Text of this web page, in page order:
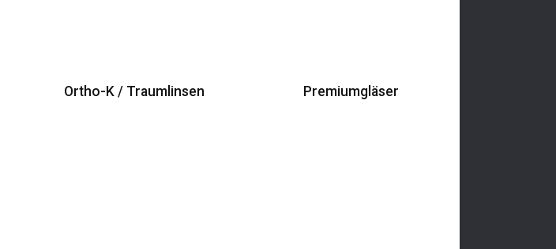
Ortho-K / Traumlinsen Premiumgläser